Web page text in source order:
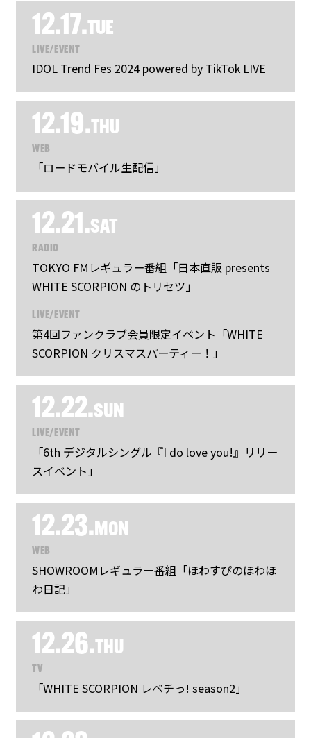
12.17.TUE
LIVE/EVENT
IDOL Trend Fes 2024 powered by TikTok LIVE
12.19.THU
WEB
「ロードモバイル生配信」
12.21.SAT
RADIO
TOKYO FMレギュラー番組「日本直販 presents
WHITE SCORPION のトリセツ」
LIVE/EVENT
第4回ファンクラブ会員限定イベント「WHITE
SCORPION クリスマスパーティー！」
12.22.SUN
LIVE/EVENT
「6th デジタルシングル『I do love you!』リリー
スイベント」
12.23.MON
WEB
SHOWROOMレギュラー番組「ほわすぴのほわほ
わ日記」
12.26.THU
TV
「WHITE SCORPION レベチっ! season2」